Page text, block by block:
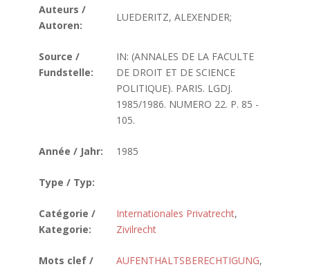
Auteurs /
Autoren:
LUEDERITZ, ALEXENDER;
Source /
Fundstelle:
IN: (ANNALES DE LA FACULTE
DE DROIT ET DE SCIENCE
POLITIQUE). PARIS. LGDJ.
1985/1986. NUMERO 22. P. 85 -
105.
Année / Jahr: 1985
Type / Typ:
Catégorie /
Kategorie:
Internationales Privatrecht,
Zivilrecht
Mots clef /
AUFENTHALTSBERECHTIGUNG,